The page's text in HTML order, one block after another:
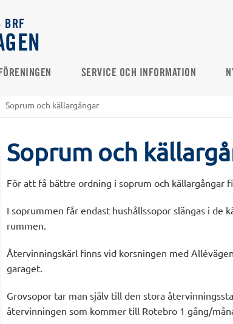
BRF
SERVICE OCH INFORMATION
Soprum och källargångar
Soprum och
För att få bättre ordning i soprum och källargångar
I soprummen får endast hushållssopor slängas i de
rummen.
Återvinningskärl finns vid korsningen med
garaget.
Grovsopor tar man själv till den stora
återvinningen som kommer till Rotebro 1 gång/